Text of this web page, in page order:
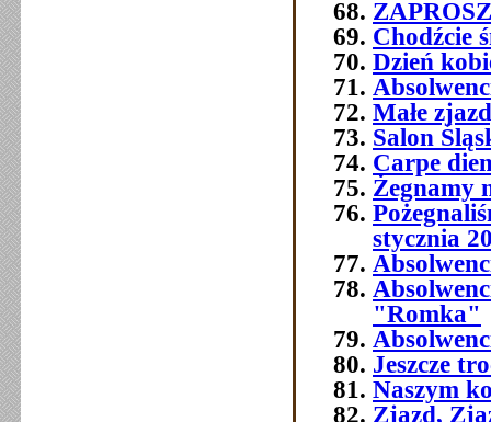
Chodźcie
Dzień
Małe
Salon
Carpe
Żegnamy
stycznia
"Romka"
Jeszcze
Naszym
Zjazd,